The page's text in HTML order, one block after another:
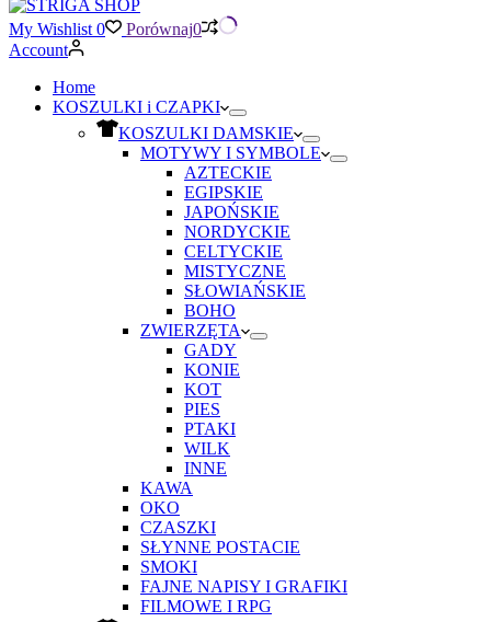
My Wishlist 0 Porównaj0
Account
Home
KOSZULKI i CZAPKI
KOSZULKI DAMSKIE
MOTYWY I SYMBOLE
AZTECKIE
EGIPSKIE
JAPOŃSKIE
NORDYCKIE
CELTYCKIE
MISTYCZNE
SŁOWIAŃSKIE
BOHO
ZWIERZĘTA
GADY
KONIE
KOT
PIES
PTAKI
WILK
INNE
KAWA
OKO
CZASZKI
SŁYNNE POSTACIE
SMOKI
FAJNE NAPISY I GRAFIKI
FILMOWE I RPG